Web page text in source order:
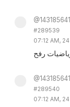
#289539
07:12 AM,
رفح
#289540
07:12 AM,